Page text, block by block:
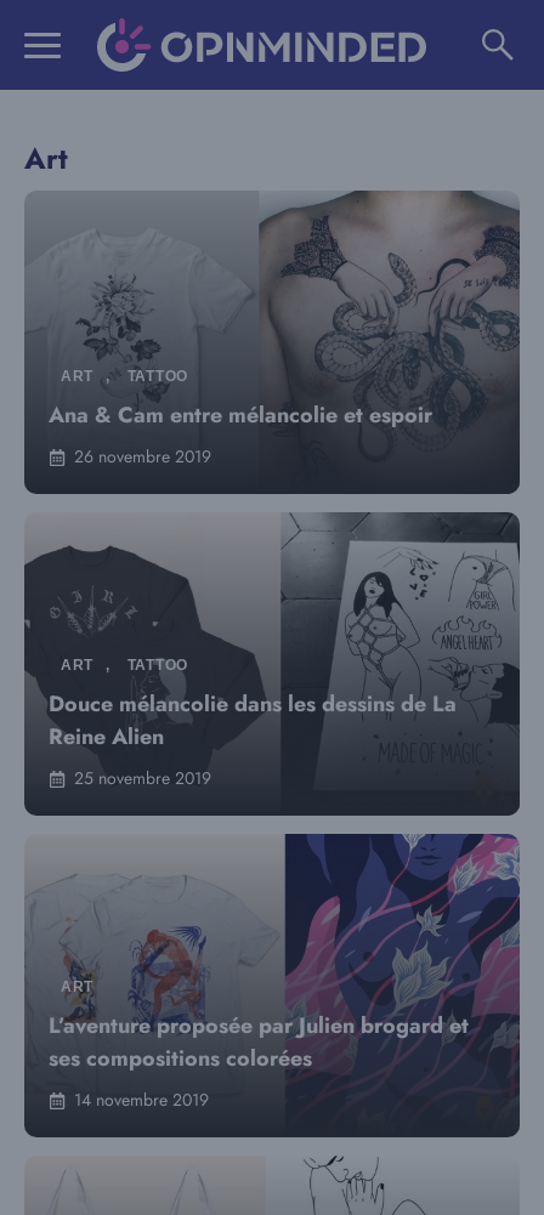
Art
ART , TATTOO
Ana & Cam entre mélancolie et espoir
26 novembre 2019
ART , TATTOO
Douce mélancolie dans les dessins de La
Reine Alien
25 novembre 2019
ART
L’aventure proposée par Julien brogard et
ses compositions colorées
14 novembre 2019